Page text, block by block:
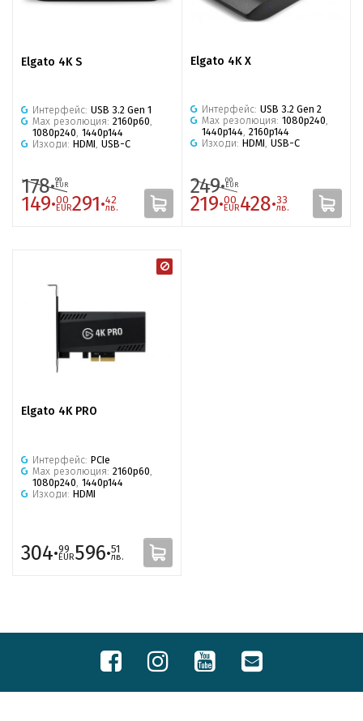
Elgato 4K S
Интерфейс: USB 3.2 Gen 1
Max резолюция: 2160p60,
1080p240, 1440p144
Изходи: HDMI, USB-C
178·99
EUR
149·00
EUR291·42
лв.
Elgato 4K X
Интерфейс: USB 3.2 Gen 2
Max резолюция: 1080p240,
1440p144, 2160p144
Изходи: HDMI, USB-C
249·00
EUR
219·00
EUR428·33
лв.
Elgato 4K PRO
Интерфейс: PCIe
Max резолюция: 2160p60
1080p240 1440p144
Изходи: HDMI
304·99
EUR596·51
лв.